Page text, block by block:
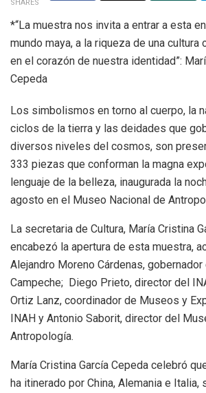
SHARES
*“La muestra nos invita a entrar a esta
mundo maya, a la riqueza de una cultura
en el corazón de nuestra identidad”:
Cepeda
Los simbolismos en torno al cuerpo, la
ciclos de la tierra y las deidades que
diversos niveles del cosmos, son
333 piezas que conforman la magna
lenguaje de la belleza, inaugurada la
agosto en el Museo Nacional de
La secretaria de Cultura, María Cristina
encabezó la apertura de esta muestra,
Alejandro Moreno Cárdenas,
Campeche; Diego Prieto, director del
Ortiz Lanz, coordinador de Museos y
INAH y Antonio Saborit, director del
Antropología.
María Cristina García Cepeda celebró
ha itinerado por China, Alemania e Italia,